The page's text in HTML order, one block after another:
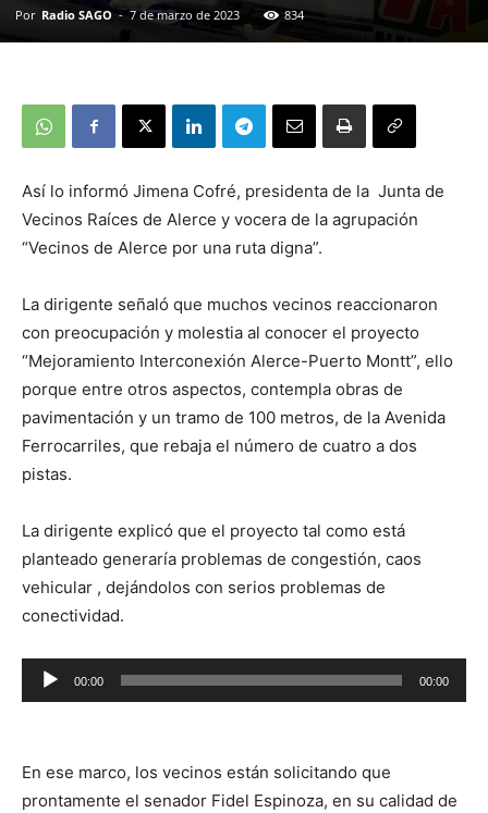
Por Radio SAGO - 7 de marzo de 2023 834
Así lo informó Jimena Cofré, presidenta de la Junta de
Vecinos Raíces de Alerce y vocera de la agrupación
“Vecinos de Alerce por una ruta digna”.
La dirigente señaló que muchos vecinos reaccionaron
con preocupación y molestia al conocer el proyecto
“Mejoramiento Interconexión Alerce-Puerto Montt”, ello
porque entre otros aspectos, contempla obras de
pavimentación y un tramo de 100 metros, de la Avenida
Ferrocarriles, que rebaja el número de cuatro a dos
pistas.
La dirigente explicó que el proyecto tal como está
planteado generaría problemas de congestión, caos
vehicular , dejándolos con serios problemas de
conectividad.
Reproductor
de
00:00 00:00
En ese marco, los vecinos están solicitando que
prontamente el senador Fidel Espinoza, en su calidad de